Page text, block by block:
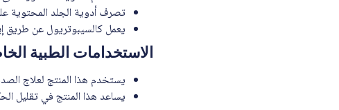
تصرف أدوية الجلد المحتوية
يعمل كالسيبوتريول عن طريق
الاستخدامات الطبية
يستخدم هذا المنتج لعلاج
يساعد هذا المنتج في تقليل